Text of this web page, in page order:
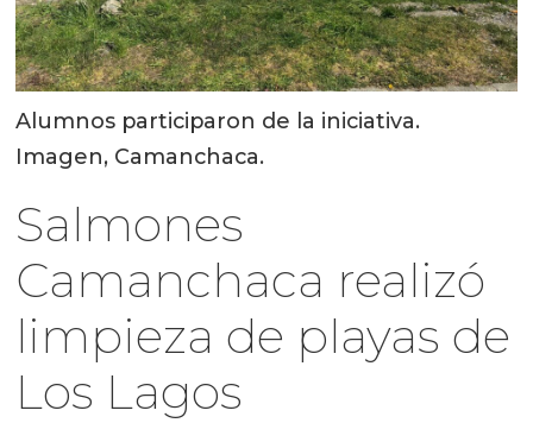
Alumnos participaron de la iniciativa.
Imagen, Camanchaca.
Salmones
Camanchaca realizó
limpieza de playas de
Los Lagos